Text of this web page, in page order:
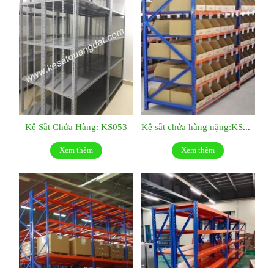
Kệ Sắt Chứa Hàng: KS053
Xem thêm Xem thêm